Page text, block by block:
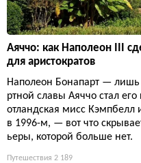
Аяччо: как Наполеон III
для аристократов
Наполеон Бонапарт —
ртной славы Аяччо стал
отландская мисс Кэмпбелл
в 1996-м, — вот что
ьеры, которой больше нет.
Путешествия 2 189